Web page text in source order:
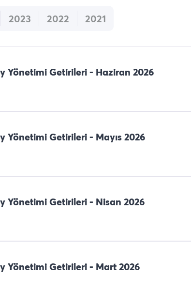
2023 2022 2021
Yönetimi Getirileri - Haziran 2026
Yönetimi Getirileri - Mayıs 2026
Yönetimi Getirileri - Nisan 2026
Yönetimi Getirileri - Mart 2026